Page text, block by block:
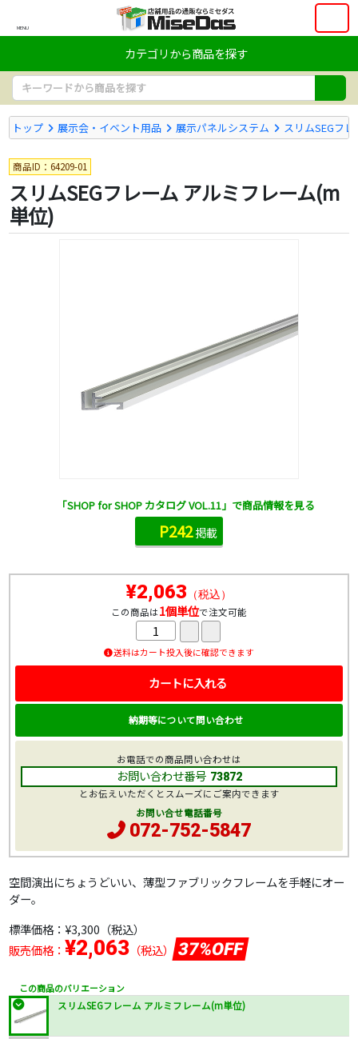
MENU
カテゴリから商品を探す
トップ 展示会・イベント用品 展示パネルシステム スリムSEGフ
商品ID：64209-01
スリムSEGフレーム アルミフレーム(m
単位)
空間演出にちょうどいい、薄型ファブリックフレームを手軽にオー
ダー。
標準価格： ¥3,300 （税込）
販売価格： ¥2,063（税込） 37%OFF
この商品のバリエーション
スリムSEGフレーム アルミフレーム(m単位)
¥2,063 （税込）
この商品は1個単位で注文可能
送料はカート投入後に確認できます
カートに入れる
納期等について問い合わせ
お電話での商品問い合わせは
お問い合わせ番号 73872
とお伝えいただくとスムーズにご案内できます
お問い合せ電話番号
072-752-5847
「SHOP for SHOP カタログ VOL.11」で商品情報を見る
P242掲載